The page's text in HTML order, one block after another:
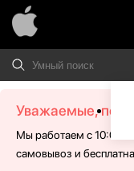
Уважаемые,
Мы работаем с 10:00 -
самовывоз и